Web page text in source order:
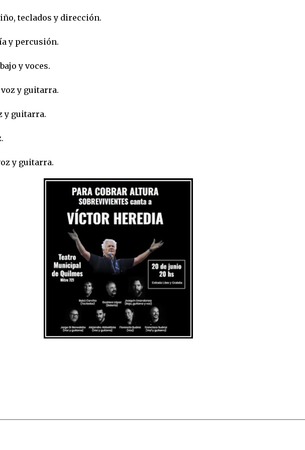
teclados y dirección.
y percusión.
y voces.
y guitarra.
y guitarra.
y guitarra.